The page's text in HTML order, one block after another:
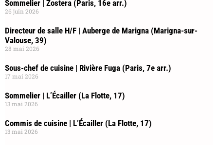
Sommelier | Zostera (Paris, 16e arr.)
26 juin 2026
Directeur de salle H/F | Auberge de Marigna (Marigna-sur-
Valouse, 39)
28 mai 2026
Sous-chef de cuisine | Rivière Fuga (Paris, 7e arr.)
17 mai 2026
Sommelier | L’Écailler (La Flotte, 17)
13 mai 2026
Commis de cuisine | L’Écailler (La Flotte, 17)
13 mai 2026